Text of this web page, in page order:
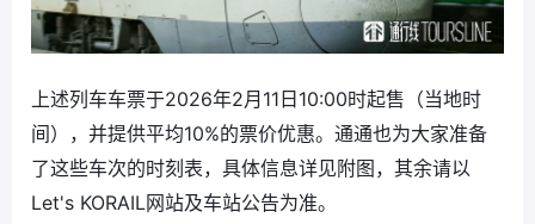
上述列车车票于2026年2月11日10:00时起售（当地时
间），并提供平均10%的票价优惠。通通也为大家准备
了这些车次的时刻表，具体信息详见附图，其余请以
Let's KORAIL网站及车站公告为准。